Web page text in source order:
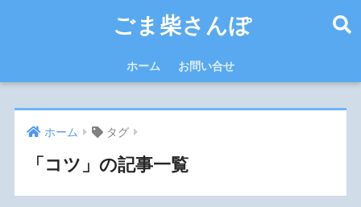
ごま柴さんぽ
ホーム お問い合せ
ホーム タグ
「コツ」の記事一覧